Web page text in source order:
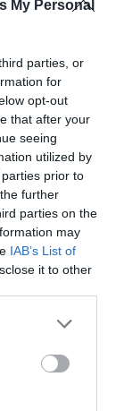
My Personal
parties, or
for
opt-out
that after your
seeing
utilized by
prior to
further
parties on the
may
IAB’s List of
it to other
“Todo lo que
terapia
social.
gestora de
del
domicilio,